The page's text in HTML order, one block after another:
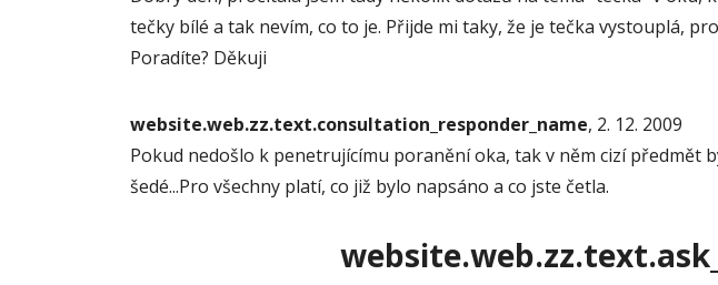
tečky bílé a tak nevím, co to je. Přijde mi taky, že je tečka vystouplá,
Poradíte? Děkuji
website.web.zz.text.consultation_responder_name, 2. 12. 2009
Pokud nedošlo k penetrujícímu poranění oka, tak v něm cizí předmět
šedé...Pro všechny platí, co již bylo napsáno a co jste četla.